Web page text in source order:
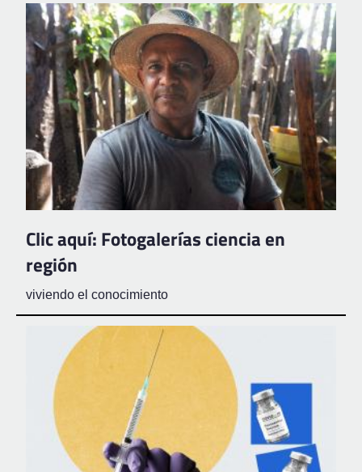
Clic aquí: Fotogalerías ciencia en
región
viviendo el conocimiento